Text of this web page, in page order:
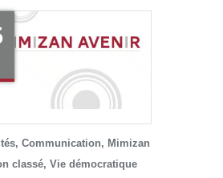
, Communication, Mimizan
classé, Vie démocratique